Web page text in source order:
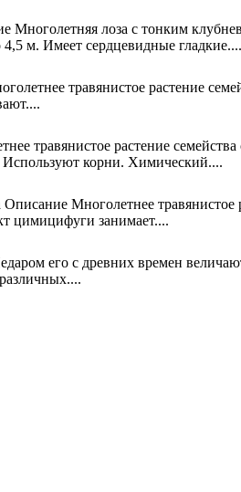
Многолетняя лоза с тонким
м. Имеет сердцевидные гладкие....
травянистое растение
травянистое растение
Используют корни. Химический....
Многолетнее травянистое
цимицифуги занимает....
его с древних времен